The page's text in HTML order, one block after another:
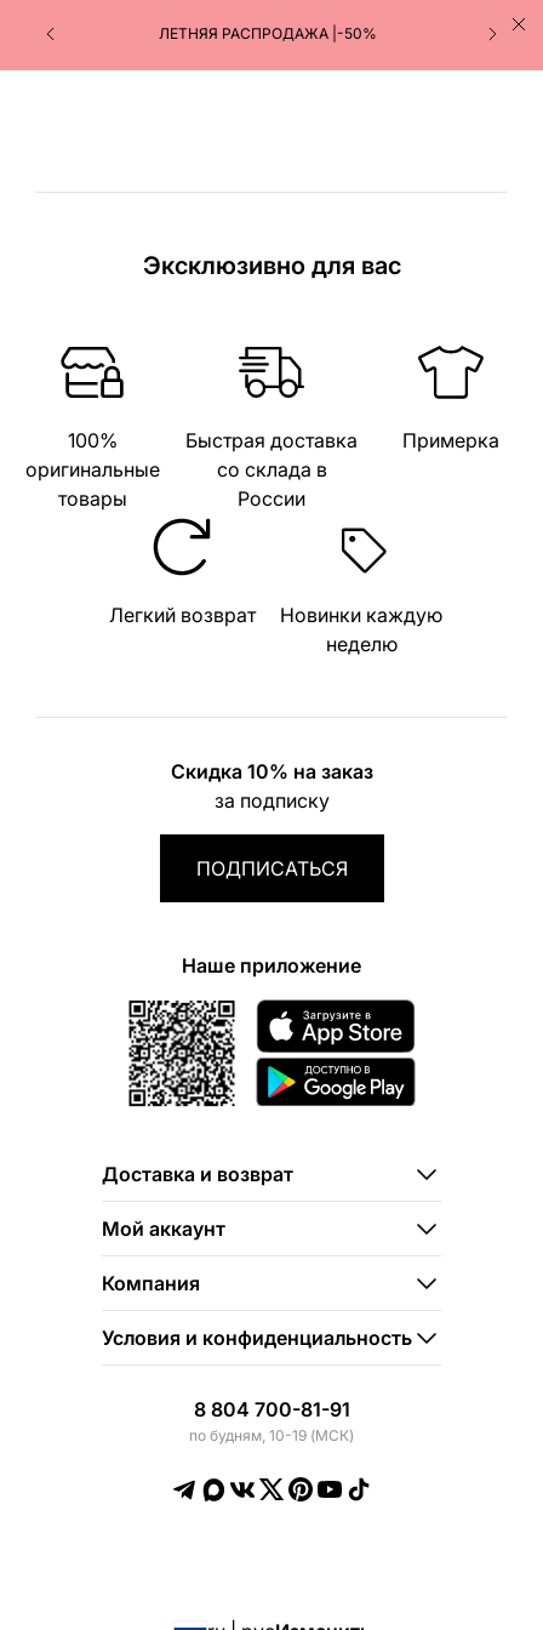
ЛЕТНЯЯ РАСПРОДАЖА |-50%
Эксклюзивно для вас
100%
оригинальные
товары
Быстрая доставка
со склада в
России
Примерка
Легкий возврат
Новинки каждую
неделю
Скидка 10% на заказ
за подписку
ПОДПИСАТЬСЯ
Наше приложение
Доставка и возврат
Мой аккаунт
Компания
Условия и конфиденциальность
8 804 700-81-91
по будням, 10-19 (МСК)